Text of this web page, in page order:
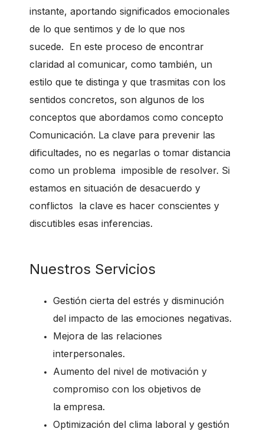
instante, aportando significados emocionales
de lo que sentimos y de lo que nos
sucede. En este proceso de encontrar
claridad al comunicar, como también, un
estilo que te distinga y que trasmitas con los
sentidos concretos, son algunos de los
conceptos que abordamos como concepto
Comunicación. La clave para prevenir las
dificultades, no es negarlas o tomar distancia
como un problema imposible de resolver. Si
estamos en situación de desacuerdo y
conflictos la clave es hacer conscientes y
discutibles esas inferencias.
Nuestros Servicios
Gestión cierta del estrés y disminución
del impacto de las emociones negativas.
Mejora de las relaciones
interpersonales.
Aumento del nivel de motivación y
compromiso con los objetivos de
la empresa.
Optimización del clima laboral y gestión